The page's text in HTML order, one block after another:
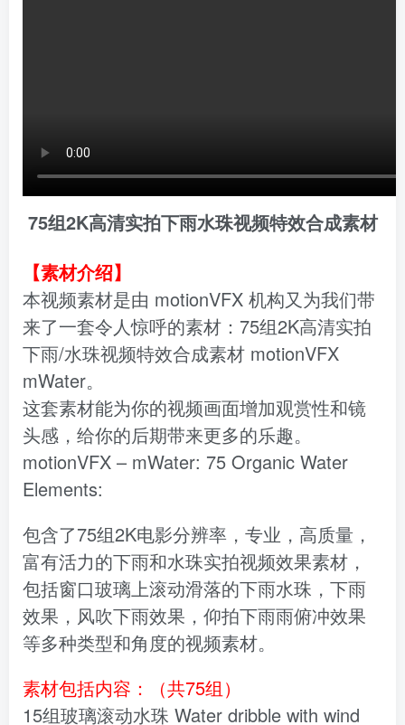
75组2K高清实拍下雨水珠视频特效合成素材
【素材介绍】
本视频素材是由 motionVFX 机构又为我们带
来了一套令人惊呼的素材：75组2K高清实拍
下雨/水珠视频特效合成素材 motionVFX
mWater。
这套素材能为你的视频画面增加观赏性和镜
头感，给你的后期带来更多的乐趣。
motionVFX – mWater: 75 Organic Water
Elements:
包含了75组2K电影分辨率，专业，高质量，
富有活力的下雨和水珠实拍视频效果素材，
包括窗口玻璃上滚动滑落的下雨水珠，下雨
效果，风吹下雨效果，仰拍下雨雨俯冲效果
等多种类型和角度的视频素材。
素材包括内容：（共75组）
15组玻璃滚动水珠 Water dribble with wind